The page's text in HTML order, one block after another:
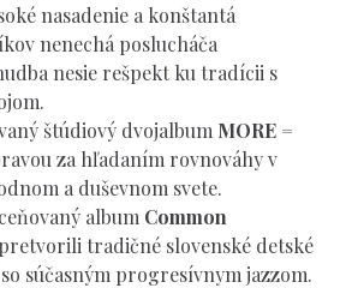
nasadenie a konštantá
nenechá poslucháča
nesie rešpekt ku tradícii s
štúdiový dvojalbum MORE =
za hľadaním rovnováhy v
a duševnom svete.
album Common
tradičné slovenské detské
súčasným progresívnym jazzom.